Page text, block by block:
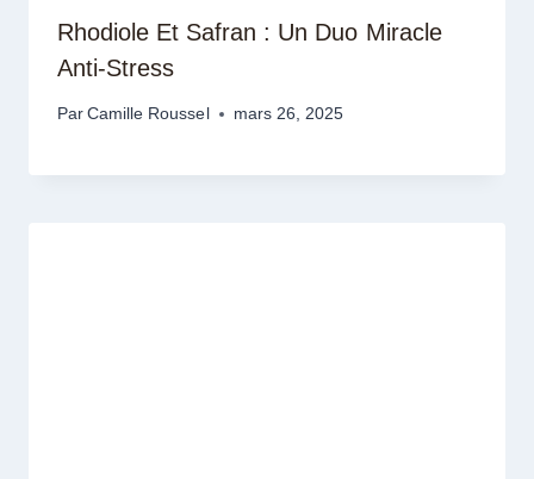
Rhodiole Et Safran : Un Duo Miracle
Anti-Stress
Par Camille Roussel mars 26, 2025